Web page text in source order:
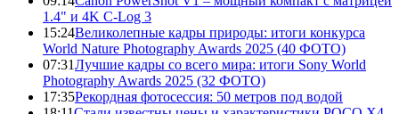
1.4" и 4K C-Log 3
15:24Великолепные кадры природы: итоги конкурса
World Nature Photography Awards 2025 (40 ФОТО)
07:31Лучшие кадры со всего мира: итоги Sony World
Photography Awards 2025 (32 ФОТО)
17:35Рекордная фотосессия: 50 метров под водой